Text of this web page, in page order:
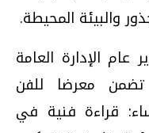
والبيئة المحيطة.
الإدارة العامة
تضمن معرضا للفن
قراءة فنية في